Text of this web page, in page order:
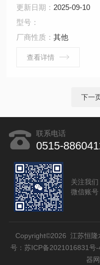
捞、水下拆除、水下安装
像、水下探摸、沉井施工
更新日期： 2025-09-10
型号：
厂商性质：其他
查看详情
下一
联系电话
0515-
关注我们
微信账号
Copyright©2026 江苏恒
号：苏ICP备2021016831号-
器网